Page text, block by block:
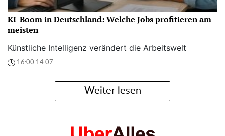
KI-Boom in Deutschland: Welche Jobs profitieren am
meisten
Künstliche Intelligenz verändert die Arbeitswelt
16:00 14.07
Weiter lesen